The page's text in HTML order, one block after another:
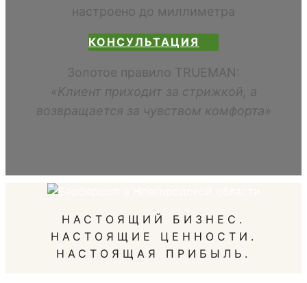
настроено до миллиметра
КОНСУЛЬТАЦИЯ
Золотое правило TRUEMAN:
«Клиент приходит за стрижкой, а
возвращается за чувством комфорта»
НАСТОЯЩИЙ БИЗНЕС.
НАСТОЯЩИЕ ЦЕННОСТИ.
НАСТОЯЩАЯ ПРИБЫЛЬ.